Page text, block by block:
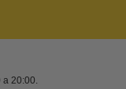
a 20:00.